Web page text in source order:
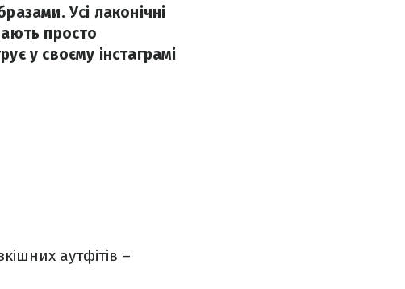
Усі лаконічні
просто
у своєму інстаграмі
аутфітів –